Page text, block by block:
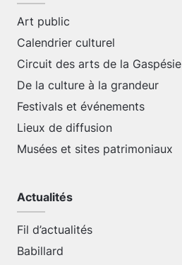
Art public
Calendrier culturel
Circuit des arts de la Gaspésie
De la culture à la grandeur
Festivals et événements
Lieux de diffusion
Musées et sites patrimoniaux
Actualités
Fil d’actualités
Babillard